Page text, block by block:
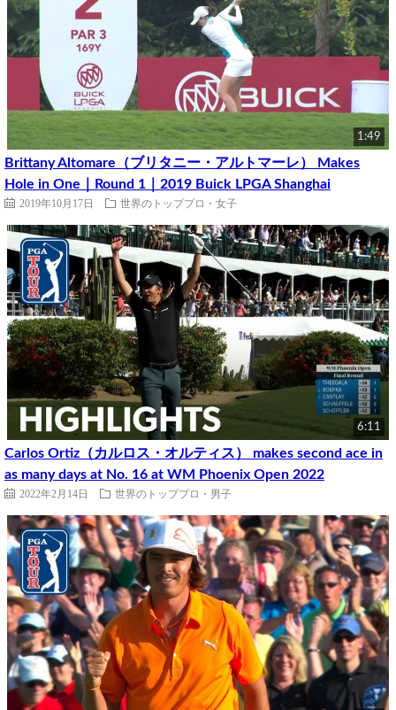
1:49
Brittany Altomare（ブリタニー・アルトマーレ） Makes
Hole in One｜Round 1｜2019 Buick LPGA Shanghai
2019年10月17日 世界のトッププロ・女子
6:11
Carlos Ortiz（カルロス・オルティス） makes second ace in
as many days at No. 16 at WM Phoenix Open 2022
2022年2月14日 世界のトッププロ・男子